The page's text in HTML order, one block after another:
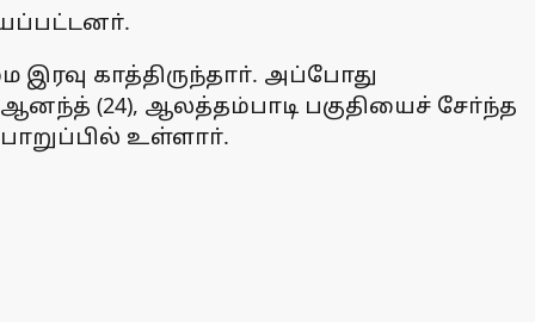
இரவு காத்திருந்தாா். அப்போது
(24), ஆலத்தம்பாடி பகுதியைச் சோ்ந்த
உள்ளாா்.